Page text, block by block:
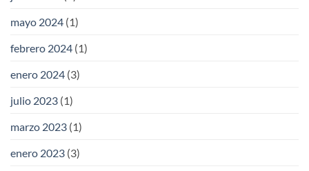
mayo 2024 (1)
febrero 2024 (1)
enero 2024 (3)
julio 2023 (1)
marzo 2023 (1)
enero 2023 (3)